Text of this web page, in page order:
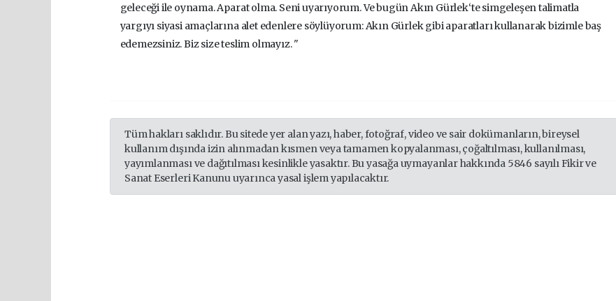
geleceği ile oynama. Aparat olma. Seni uyarıyorum. Ve bugün Akın Gürlek‘te simgeleşen talimatla
yargıyı siyasi amaçlarına alet edenlere söylüyorum: Akın Gürlek gibi aparatları kullanarak bizimle baş
edemezsiniz. Biz size teslim olmayız. "
Tüm hakları saklıdır. Bu sitede yer alan yazı, haber, fotoğraf, video ve sair dokümanların, bireysel
kullanım dışında izin alınmadan kısmen veya tamamen kopyalanması, çoğaltılması, kullanılması,
yayımlanması ve dağıtılması kesinlikle yasaktır. Bu yasağa uymayanlar hakkında 5846 sayılı Fikir ve
Sanat Eserleri Kanunu uyarınca yasal işlem yapılacaktır.